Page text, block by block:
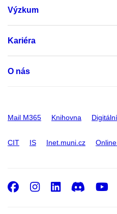
Výzkum
Kariéra
O nás
Mail M365 Knihovna
CIT IS Inet.muni.cz
Facebook
Instagram